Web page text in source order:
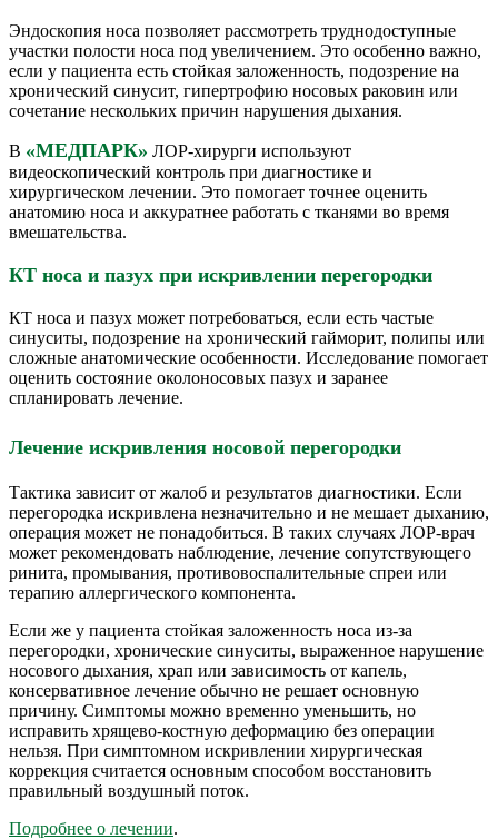
Эндоскопия носа позволяет рассмотреть труднодоступные
участки полости носа под увеличением. Это особенно важно,
если у пациента есть стойкая заложенность, подозрение на
хронический синусит, гипертрофию носовых раковин или
сочетание нескольких причин нарушения дыхания.
В «МЕДПАРК» ЛОР-хирурги используют
видеоскопический контроль при диагностике и
хирургическом лечении. Это помогает точнее оценить
анатомию носа и аккуратнее работать с тканями во время
вмешательства.
КТ носа и пазух при искривлении перегородки
КТ носа и пазух может потребоваться, если есть частые
синуситы, подозрение на хронический гайморит, полипы или
сложные анатомические особенности. Исследование помогает
оценить состояние околоносовых пазух и заранее
спланировать лечение.
Лечение искривления носовой перегородки
Тактика зависит от жалоб и результатов диагностики. Если
перегородка искривлена незначительно и не мешает дыханию,
операция может не понадобиться. В таких случаях ЛОР-врач
может рекомендовать наблюдение, лечение сопутствующего
ринита, промывания, противовоспалительные спреи или
терапию аллергического компонента.
Если же у пациента стойкая заложенность носа из-за
перегородки, хронические синуситы, выраженное нарушение
носового дыхания, храп или зависимость от капель,
консервативное лечение обычно не решает основную
причину. Симптомы можно временно уменьшить, но
исправить хрящево-костную деформацию без операции
нельзя. При симптомном искривлении хирургическая
коррекция считается основным способом восстановить
правильный воздушный поток.
Подробнее о лечении.